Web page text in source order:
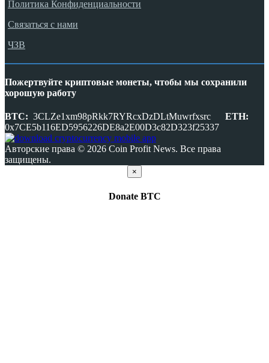
Политика Конфиденциальности
Связаться с нами
ЧЗВ
Пожертвуйте криптовые монеты, чтобы мы сохранили
хорошую работу
BTC: 3CLZe1xm98pRkk7RYRcxDzDLtMuwrfxsrc
ETH:
0x7CE5b116ED5956226DE8a2E00D3c82D323f25337
Авторские права © 2026 Coin Profit News. Все права
защищены.
×
Donate BTC